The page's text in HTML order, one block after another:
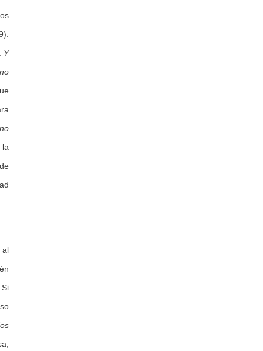
Y
la
al